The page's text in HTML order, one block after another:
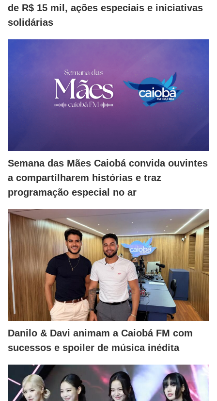
de R$ 15 mil, ações especiais e iniciativas
solidárias
Semana das Mães Caiobá convida ouvintes
a compartilharem histórias e traz
programação especial no ar
Danilo & Davi animam a Caiobá FM com
sucessos e spoiler de música inédita